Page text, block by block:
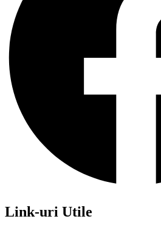
Link-uri Utile